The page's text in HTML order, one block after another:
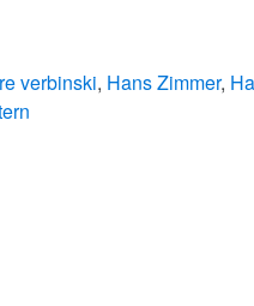
verbinski, Hans Zimmer,